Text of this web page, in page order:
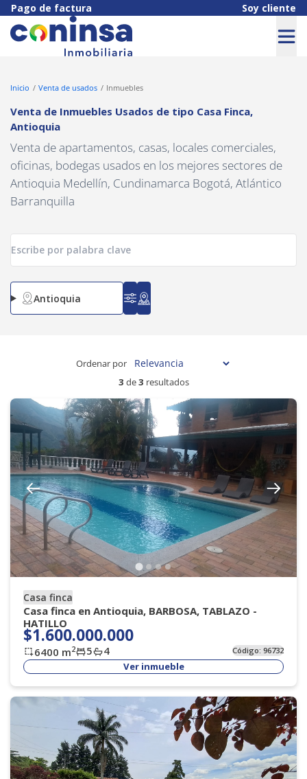
Pago de factura Soy cliente
Inicio Venta de usados Inmuebles
Venta de Inmuebles Usados de tipo Casa Finca,
Antioquia
Venta de apartamentos, casas, locales comerciales,
oficinas, bodegas usados en los mejores sectores de
Antioquia Medellín, Cundinamarca Bogotá, Atlántico
Barranquilla
Antioquia
3 de3 resultados
Ordenar por
Casa finca
Casa finca en Antioquia, BARBOSA, TABLAZO -
HATILLO
$1.600.000.000
6400 m2 5 4 Código:96732
Ver inmueble
Navigated to Venta de Inmuebles Usados de tipo Casa Finca,